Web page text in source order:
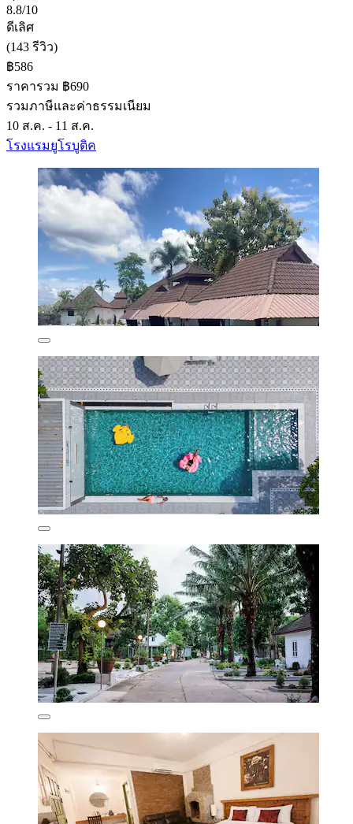
8.8/10
ดีเลิศ
(143 รีวิว)
฿586
ราคารวม ฿690
รวมภาษีและค่าธรรมเนียม
10 ส.ค. - 11 ส.ค.
โรงแรมยูโรบูติค